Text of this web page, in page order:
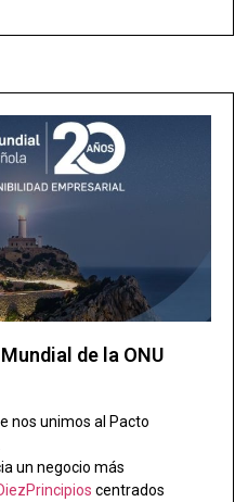
de la ONU
nos unimos al Pacto
un negocio más
centrados